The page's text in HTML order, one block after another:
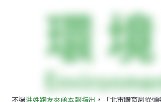
不過洪姓跑友來函本報指出 ，「北市體育局從